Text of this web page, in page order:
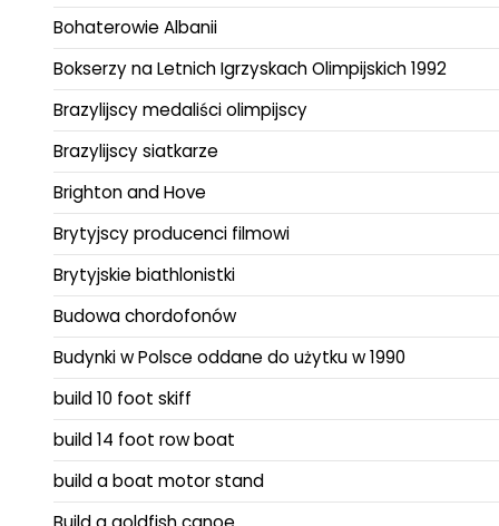
Bohaterowie Albanii
Bokserzy na Letnich Igrzyskach Olimpijskich 1992
Brazylijscy medaliści olimpijscy
Brazylijscy siatkarze
Brighton and Hove
Brytyjscy producenci filmowi
Brytyjskie biathlonistki
Budowa chordofonów
Budynki w Polsce oddane do użytku w 1990
build 10 foot skiff
build 14 foot row boat
build a boat motor stand